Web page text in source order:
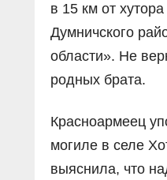
в 15 км от
Думничского
области». Не
родных брата.
Красноармеец
могиле в селе
выяснила, что